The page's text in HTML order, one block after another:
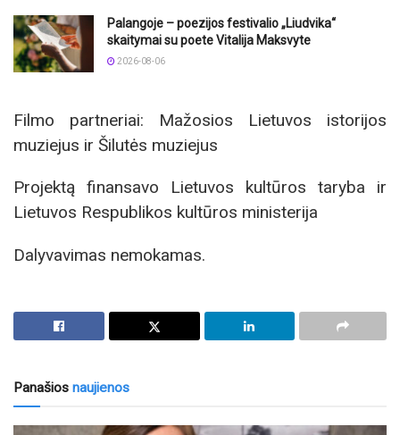
Palangoje – poezijos festivalio „Liudvika“
skaitymai su poete Vitalija Maksvyte
2026-08-06
Filmo partneriai: Mažosios Lietuvos istorijos
muziejus ir Šilutės muziejus
Projektą finansavo Lietuvos kultūros taryba ir
Lietuvos Respublikos kultūros ministerija
Dalyvavimas nemokamas.
Panašios naujienos